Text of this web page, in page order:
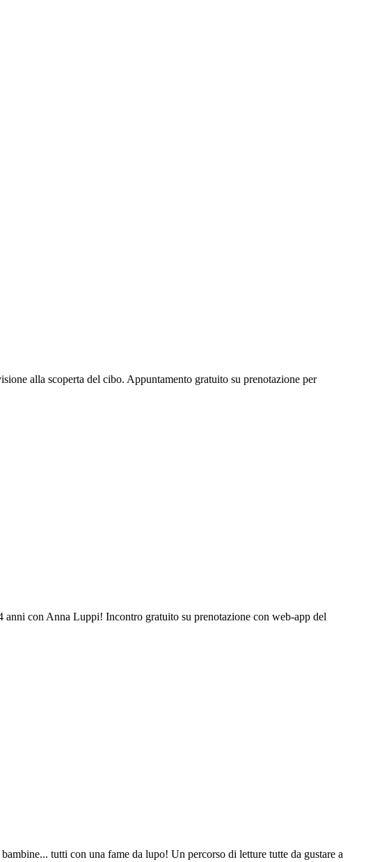
alla scoperta del cibo. Appuntamento gratuito su prenotazione per
con Anna Luppi! Incontro gratuito su prenotazione con web-app del
tutti con una fame da lupo! Un percorso di letture tutte da gustare a